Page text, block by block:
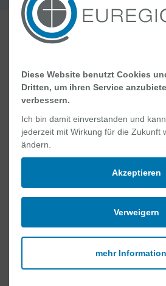
Deine Ansprechpartnerin
Carmen Meyer |
klinik.de
Drucken
Diese Website benutzt Cookies
Dritten, um ihren Service
verbessern.
Ich bin damit einverstanden und
jederzeit mit Wirkung für die Zukunft
ändern.
Akzeptieren
Verweigern
mehr